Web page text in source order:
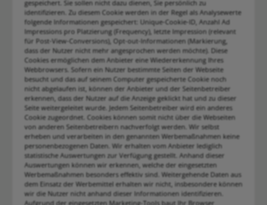
gespeichert. Sie sollen nicht dazu dienen, Sie persönlich zu
identifizieren. Zu diesem Cookie werden in der Regel als Analysewerte
folgende Informationen gespeichert: Unique-Cookie-ID, Anzahl Ad
Impressions pro Platzierung (Frequency), letzte Impression (relevant
für Post-View-Conversions), Opt-out-Informationen (Markierung,
dass der Nutzer nicht mehr angesprochen werden möchte). Diese
Cookies ermöglichen dem Anbieter eine Wiedererkennung Ihres
Webbrowsers. Sofern ein Nutzer bestimmte Seiten der Webseite
besucht und das auf seinem Computer gespeicherte Cookie noch
nicht abgelaufen ist, können der Anbieter und der Seitenbetreiber
erkennen, dass der Nutzer auf die Anzeige geklickt hat und zu dieser
Seite weitergeleitet wurde. Jedem Seitenbetreiber wird ein anderes
Cookie zugeordnet. Cookies können somit nicht über die Webseiten
von anderen Seitenbetreibern nachverfolgt werden. Wir selbst
erheben und verarbeiten in den genannten Werbemaßnahmen keine
personenbezogenen Daten. Wir erhalten vom Anbieter lediglich
statistische Auswertungen zur Verfügung gestellt. Anhand dieser
Auswertungen können wir erkennen, welche der eingesetzten
Werbemaßnahmen besonders effektiv sind. Weitergehende Daten aus
dem Einsatz der Werbemittel erhalten wir nicht, insbesondere können
wir die Nutzer nicht anhand dieser Informationen identifizieren.
Aufgrund der eingesetzten Marketing-Tools baut Ihr Browser